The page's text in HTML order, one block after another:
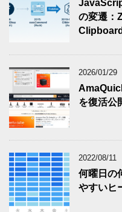
の変遷：
2026/01/29
を復活公
2022/08/11
何曜日の
やすいヒ